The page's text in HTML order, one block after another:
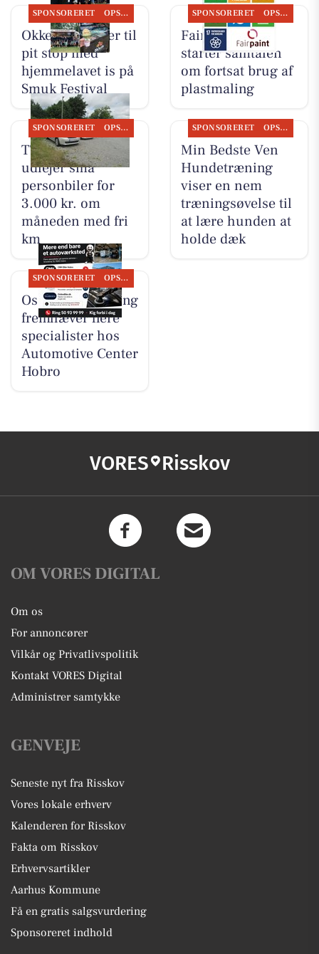
SPONSORERET OPSLAGSTAVLEN
Okkels inviterer til
pit stop med
hjemmelavet is på
Smuk Festival
SPONSORERET OPSLAGSTAVLEN
Fairpaint ApS
starter samtalen
om fortsat brug af
plastmaling
SPONSORERET OPSLAGSTAVLEN
TT CARS ApS
udlejer små
personbiler for
3.000 kr. om
måneden med fri
km
SPONSORERET OPSLAGSTAVLEN
Min Bedste Ven
Hundetræning
viser en nem
træningsøvelse til
at lære hunden at
holde dæk
SPONSORERET OPSLAGSTAVLEN
Oscar Biludlejning
fremhæver flere
specialister hos
Automotive Center
Hobro
VORES Risskov
OM VORES DIGITAL
Om os
For annoncører
Vilkår og Privatlivspolitik
Kontakt VORES Digital
Administrer samtykke
GENVEJE
Seneste nyt fra Risskov
Vores lokale erhverv
Kalenderen for Risskov
Fakta om Risskov
Erhvervsartikler
Aarhus Kommune
Få en gratis salgsvurdering
Sponsoreret indhold